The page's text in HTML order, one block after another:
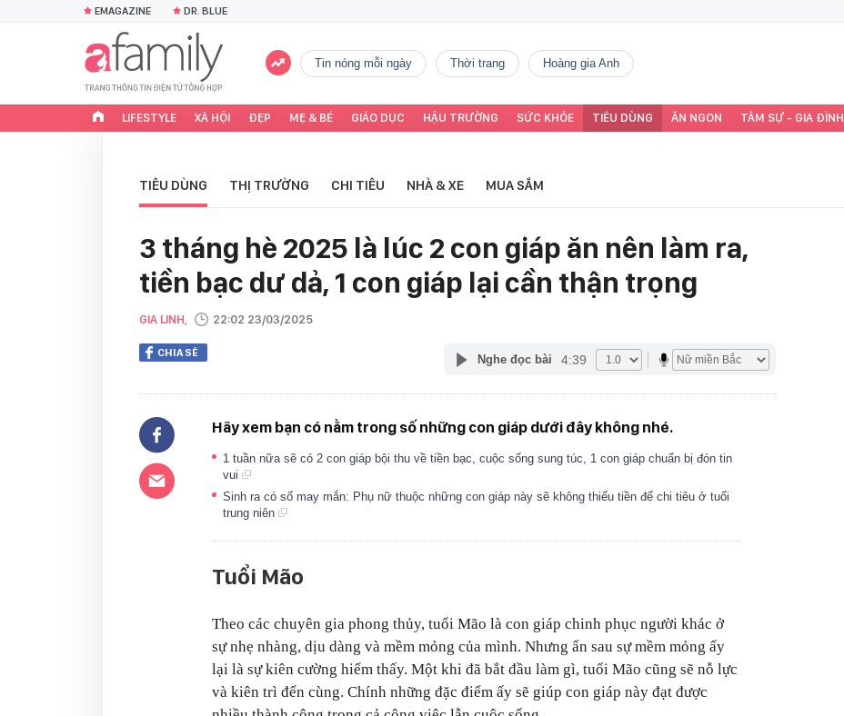
EMAGAZINE DR. BLUE
tin nóng mỗi ngày thời trang Hoàng gia Anh
LIFESTYLE XÃ HỘI ĐẸP MẸ & BÉ GIÁO DỤC HẬU TRƯỜNG SỨC KHỎE TIÊU DÙNG ĂN NGON TÂM SỰ - GIA ĐÌNH
TIÊU DÙNG THỊ TRƯỜNG CHI TIÊU NHÀ & XE MUA SẮM
3 tháng hè 2025 là lúc 2 con giáp ăn nên làm ra,
tiền bạc dư dả, 1 con giáp lại cần thận trọng
GIA LINH, 22:02 23/03/2025
CHIA SẺ Nghe đọc bài 4:39
Hãy xem bạn có nằm trong số những con giáp dưới đây không nhé.
1 tuần nữa sẽ có 2 con giáp bội thu về tiền bạc, cuộc sống sung túc, 1 con giáp chuẩn bị đón tin
vui
Sinh ra có số may mắn: Phụ nữ thuộc những con giáp này sẽ không thiếu tiền để chi tiêu ở tuổi
trung niên
Tuổi Mão
Theo các chuyên gia phong thủy, tuổi Mão là con giáp chinh phục người khác ở
sự nhẹ nhàng, dịu dàng và mềm mỏng của mình. Nhưng ẩn sau sự mềm mỏng ấy
lại là sự kiên cường hiếm thấy. Một khi đã bắt đầu làm gì, tuổi Mão cũng sẽ nỗ lực
và kiên trì đến cùng. Chính những đặc điểm ấy sẽ giúp con giáp này đạt được